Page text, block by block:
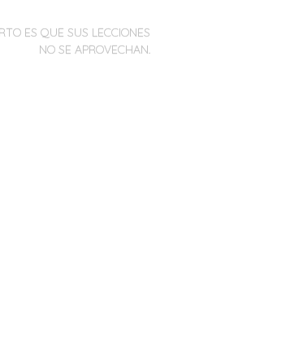
ES QUE SUS LECCIONES
NO SE APROVECHAN.